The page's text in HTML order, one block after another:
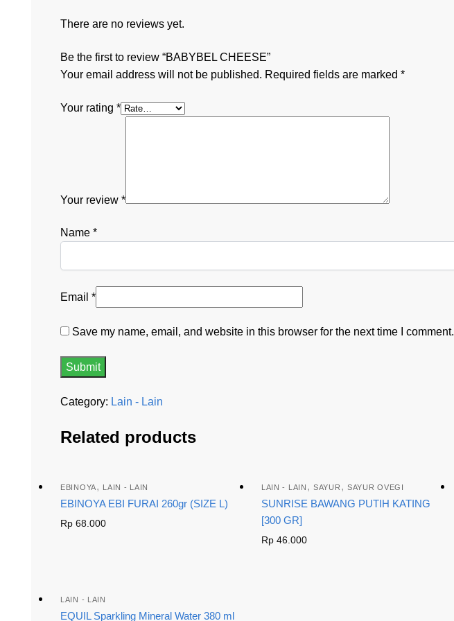
There are no reviews yet.
Be the first to review “BABYBEL CHEESE”
Your email address will not be published. Required fields are marked *
Your rating *
Your review *
Name *
Email *
Save my name, email, and website in this browser for the next time I comment.
Category: Lain - Lain
Related products
EBINOYA, LAIN - LAIN
EBINOYA EBI FURAI 260gr (SIZE L)
Rp 68.000
LAIN - LAIN ,SAYUR , SAYUR OVEGI
SUNRISE BAWANG PUTIH KATING
[300 GR]
Rp46.000
LAIN - LAIN
EQUIL Sparkling Mineral Water 380 ml